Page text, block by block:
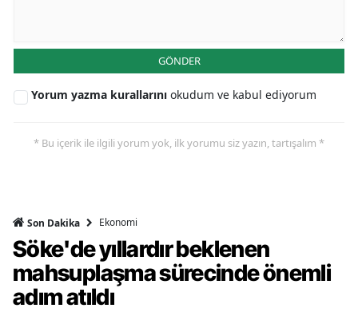
GÖNDER
Yorum yazma kurallarını okudum ve kabul ediyorum
* Bu içerik ile ilgili yorum yok, ilk yorumu siz yazın, tartışalım *
Son Dakika Ekonomi
Söke'de yıllardır beklenen
mahsuplaşma sürecinde önemli
adım atıldı